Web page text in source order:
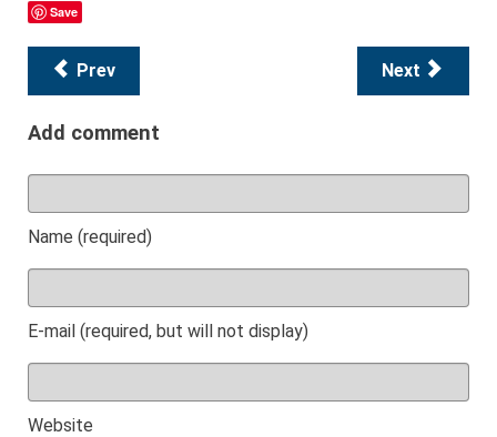
Save
Prev Next
Add comment
Name (required)
E-mail (required, but will not display)
Website